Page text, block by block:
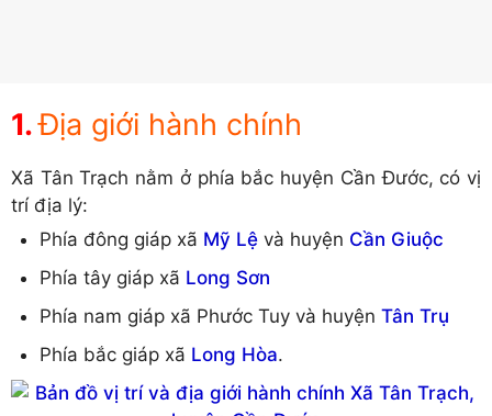
Địa giới hành chính
Xã Tân Trạch nằm ở phía bắc huyện Cần Đước, có vị
trí địa lý:
Phía đông giáp xã Mỹ Lệvà huyện Cần Giuộc
Phía tây giáp xã Long Sơn
Phía nam giáp xã Phước Tuy và huyện Tân Trụ
Phía bắc giáp xã Long Hòa.